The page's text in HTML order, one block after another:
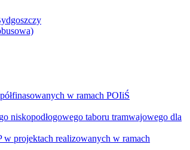
w ramach POIiŚ
niskopodłogowego taboru tramwajowego dla
projektach realizowanych w ramach